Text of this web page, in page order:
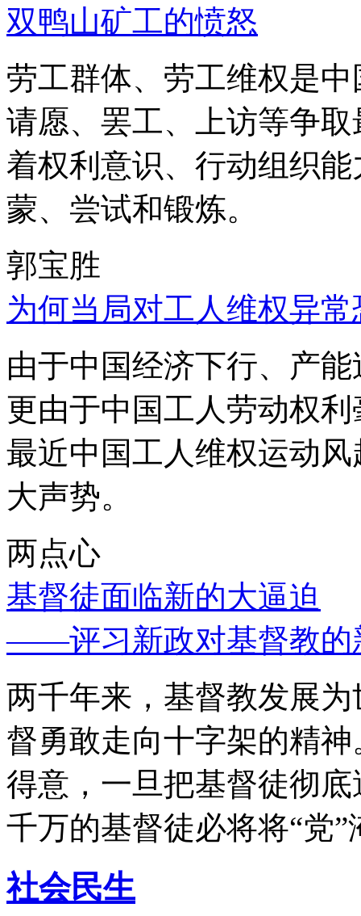
双鸭山矿工的愤怒
劳工群体、劳工维权是
请愿、罢工、上访等争
着权利意识、行动组织
蒙、尝试和锻炼。
郭宝胜
为何当局对工人维权异
由于中国经济下行、产
更由于中国工人劳动权
最近中国工人维权运动
大声势。
两点心
基督徒面临新的大逼迫
——评习新政对基督教的
两千年来，基督教发展
督勇敢走向十字架的精
得意，一旦把基督徒彻
千万的基督徒必将将“党”
社会民生